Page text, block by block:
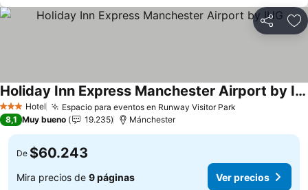
Compartir
3 Estrellas
Hotel Espacio para eventos en Runway Visitor Park
Holiday Inn Express Manchester Airport by IHG
Ver precios
8,1 Muy bueno 19.235 Mánchester
De $60.243
Mira precios de 9 páginas Ver precios